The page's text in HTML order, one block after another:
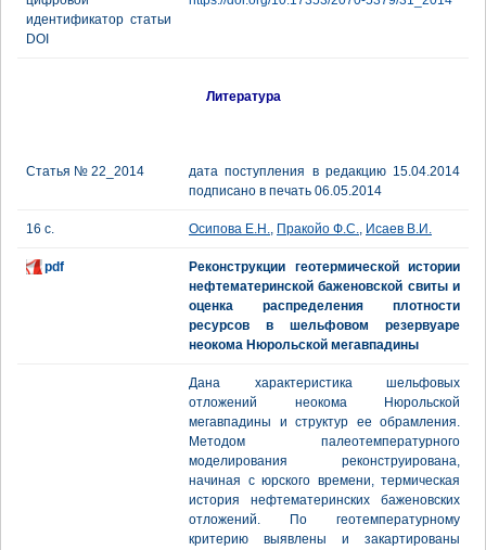
идентификатор статьи
DOI
Литература
Статья № 22_2014
дата поступления в редакцию 15.04.2014
подписано в печать 06.05.2014
16 с. Осипова Е.Н., Пракойо Ф.С., Исаев В.И.
pdf
Реконструкции геотермической истории
нефтематеринской баженовской свиты и
оценка распределения плотности
ресурсов в шельфовом резервуаре
неокома Нюрольской мегавпадины
Дана характеристика шельфовых
отложений неокома Нюрольской
мегавпадины и структур ее обрамления.
Методом палеотемпературного
моделирования реконструирована,
начиная с юрского времени, термическая
история нефтематеринских баженовских
отложений. По геотемпературному
критерию выявлены и закартированы